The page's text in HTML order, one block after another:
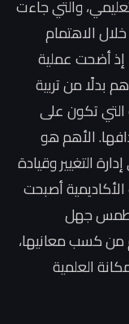
والتي جاءت
الاهتمام
إذ أضحت عملية
بدلًا من تربية
التي تكون على
الأهم هو
التغيير وقيادة
أصبحت
جهل
من كسب معانيها،
العلمية